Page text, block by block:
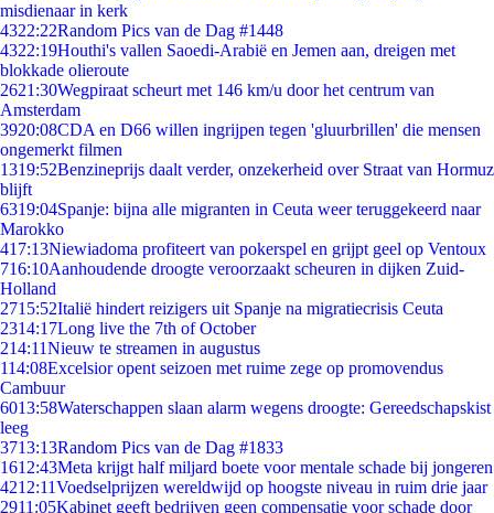
misdienaar in kerk
4322:22Random Pics van de Dag #1448
4322:19Houthi's vallen Saoedi-Arabië en Jemen aan, dreigen met
blokkade olieroute
2621:30Wegpiraat scheurt met 146 km/u door het centrum van
Amsterdam
3920:08CDA en D66 willen ingrijpen tegen 'gluurbrillen' die mensen
ongemerkt filmen
1319:52Benzineprijs daalt verder, onzekerheid over Straat van Hormuz
blijft
6319:04Spanje: bijna alle migranten in Ceuta weer teruggekeerd naar
Marokko
417:13Niewiadoma profiteert van pokerspel en grijpt geel op Ventoux
716:10Aanhoudende droogte veroorzaakt scheuren in dijken Zuid-
Holland
2715:52Italië hindert reizigers uit Spanje na migratiecrisis Ceuta
2314:17Long live the 7th of October
214:11Nieuw te streamen in augustus
114:08Excelsior opent seizoen met ruime zege op promovendus
Cambuur
6013:58Waterschappen slaan alarm wegens droogte: Gereedschapskist
leeg
3713:13Random Pics van de Dag #1833
1612:43Meta krijgt half miljard boete voor mentale schade bij jongeren
4212:11Voedselprijzen wereldwijd op hoogste niveau in ruim drie jaar
2911:05Kabinet geeft bedrijven geen compensatie voor schade door